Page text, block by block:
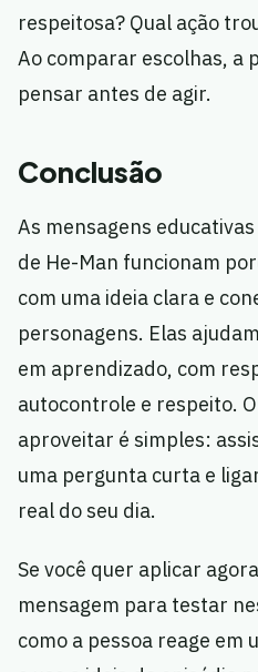
respeitosa? Qual ação
Ao comparar escolhas, a
pensar antes de agir.
Conclusão
As mensagens
de He-Man funcionam
com uma ideia clara e
personagens. Elas
em aprendizado, com
autocontrole e respeito.
aproveitar é simples:
uma pergunta curta e
real do seu dia.
Se você quer aplicar
mensagem para testar
como a pessoa reage